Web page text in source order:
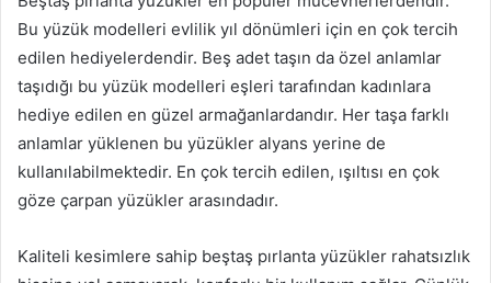
Bu yüzük modelleri evlilik yıl dönümleri için en çok tercih
edilen hediyelerdendir. Beş adet taşın da özel anlamlar
taşıdığı bu yüzük modelleri eşleri tarafından kadınlara
hediye edilen en güzel armağanlardandır. Her taşa farklı
anlamlar yüklenen bu yüzükler alyans yerine de
kullanılabilmektedir. En çok tercih edilen, ışıltısı en çok
göze çarpan yüzükler arasındadır.
Kaliteli kesimlere sahip beştaş pırlanta yüzükler rahatsızlık